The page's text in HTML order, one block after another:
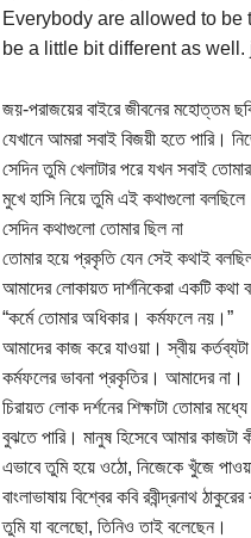
Everybody are allowed to
be a little bit different as
জয়-পরাজয়ের বাইরে জীবনের মহোত্তম
যেখানে আমরা সবাই বিজয়ী হতে পারি।
সেদিন তুমি খেলাটার পরে যখন সবাই
মুখে হাসি নিয়ে তুমি এই কথাগুলো
সেদিন কথাগুলো তোমার ছিল না
তোমার হয়ে প্রকৃতি যেন সেই কথাই
আমাদের লোকায়ত দার্শনিকেরা একটি কথা
“কর্মে তোমার অধিকার। কর্মফলে নয়।”
আমাদের কাজ করে যাওয়া। স্বীয়
কর্মফলের ভাবনা প্রকৃতির। আমাদের না।
চিরায়ত লোক দর্শনের শিক্ষাটা তোমার
বুঝতে পারি। মানুষ হিসেবে আমার কাজটা
এভাবে তুমি হয়ে ওঠো, নিজেকে খুঁজে
বাংলাভাষায় বিশ্বের কবি রবীন্দ্রনাথ
তুমি যা বলেছো, তিনিও তাই বলেছেন।